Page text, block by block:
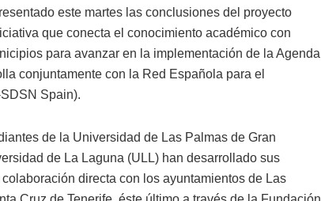
este martes las conclusiones del proyecto
que conecta el conocimiento académico con
para avanzar en la implementación de la Agenda
conjuntamente con la Red Española para el
Spain).
de la Universidad de Las Palmas de Gran
de La Laguna (ULL) han desarrollado sus
directa con los ayuntamientos de Las